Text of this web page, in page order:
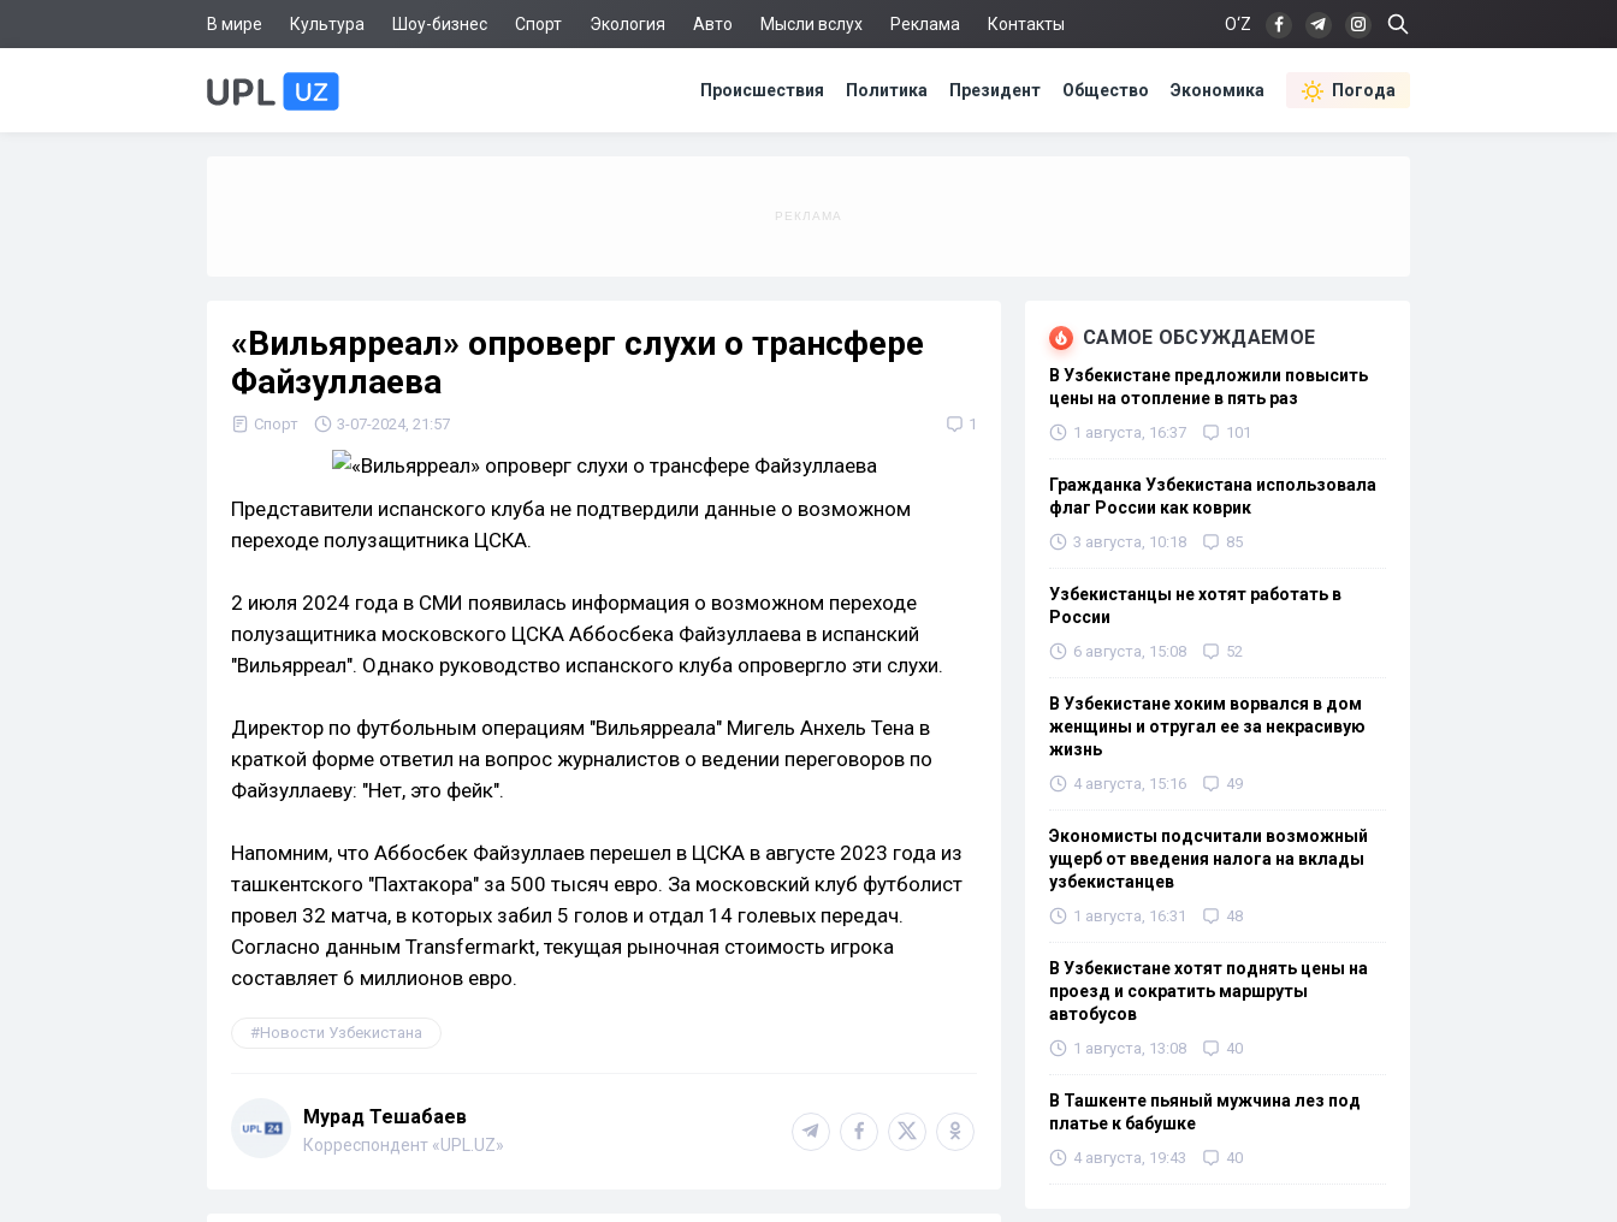
В мире Культура Шоу-бизнес Спорт Экология Авто Мысли вслух Реклама Контакты O‘Z
Происшествия Политика Президент Общество Экономика Погода
«Вильярреал» опроверг слухи о трансфере
Файзуллаева
Спорт 3-07-2024, 21:57 1
Представители испанского клуба не подтвердили данные о возможном
переходе полузащитника ЦСКА.
2 июля 2024 года в СМИ появилась информация о возможном переходе
полузащитника московского ЦСКА Аббосбека Файзуллаева в испанский
"Вильярреал". Однако руководство испанского клуба опровергло эти слухи.
Директор по футбольным операциям "Вильярреала" Мигель Анхель Тена в
краткой форме ответил на вопрос журналистов о ведении переговоров по
Файзуллаеву: "Нет, это фейк".
Напомним, что Аббосбек Файзуллаев перешел в ЦСКА в августе 2023 года из
ташкентского "Пахтакора" за 500 тысяч евро. За московский клуб футболист
провел 32 матча, в которых забил 5 голов и отдал 14 голевых передач.
Согласно данным Transfermarkt, текущая рыночная стоимость игрока
составляет 6 миллионов евро.
Новости Узбекистана
Мурад Тешабаев
Корреспондент «UPL.UZ»
САМОЕ ОБСУЖДАЕМОЕ
В Узбекистане предложили повысить
цены на отопление в пять раз
1 августа, 16:37 101
Гражданка Узбекистана использовала
флаг России как коврик
3 августа, 10:18 85
Узбекистанцы не хотят работать в
России
6 августа, 15:08 52
В Узбекистане хоким ворвался в дом
женщины и отругал ее за некрасивую
жизнь
4 августа, 15:16 49
Экономисты подсчитали возможный
ущерб от введения налога на вклады
узбекистанцев
1 августа, 16:31 48
В Узбекистане хотят поднять цены на
проезд и сократить маршруты
автобусов
1 августа, 13:08 40
В Ташкенте пьяный мужчина лез под
платье к бабушке
4 августа, 19:43 40